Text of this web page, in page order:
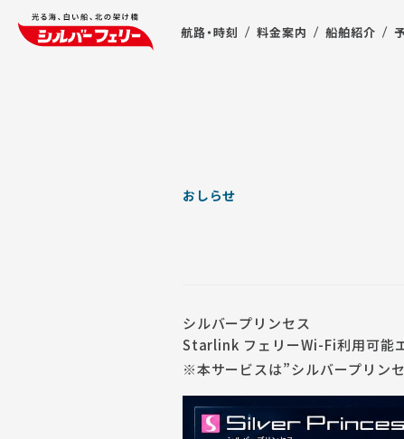
航路・時刻 料金案内 船舶紹介
おしらせ
シルバープリンセス
Starlink フェリーWi-Fi利用可能
※本サービスは”シルバープリン